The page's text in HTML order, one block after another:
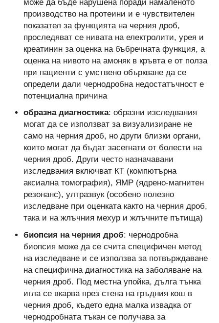
може да бъде нарушена поради намаленото
производство на протеини и е чувствителен
показател за функцията на черния дроб,
проследяват се нивата на електролити, урея и
креатинин за оценка на бъбречната функция, а
оценка на нивото на амоняк в кръвта е от полза
при пациенти с умствено объркване да се
определи дали чернодробна недостатъчност е
потенциална причина
образна диагностика: образни изследвания
могат да се използват за визуализиране не
само на черния дроб, но други близки органи,
които могат да бъдат засегнати от болести на
черния дроб. Други често назначавани
изследвания включват КТ (компютърна
аксиална томография), ЯМР (ядрено-магнитен
резонанс), ултразвук (особено полезно
изследване при оценката както на черния дроб,
така и на жлъчния мехур и жлъчните пътища)
биопсия на черния дроб: чернодробна
биопсия може да се счита специфичен метод
на изследване и се използва за потвърждаване
на специфична диагностика на заболяване на
черния дроб. Под местна упойка, дълга тънка
игла се вкарва през стена на гръдния кош в
черния дроб, където една малка извадка от
чернодробната тъкан се получава за